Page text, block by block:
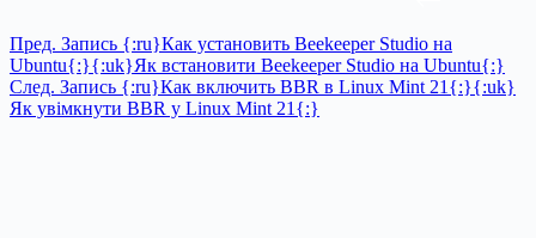
Пред. Запись {:ru}Как установить Beekeeper Studio на
Ubuntu{:}{:uk}Як встановити Beekeeper Studio на Ubuntu{:}
След. Запись {:ru}Как включить BBR в Linux Mint 21{:}{:uk}
Як увімкнути BBR у Linux Mint 21{:}